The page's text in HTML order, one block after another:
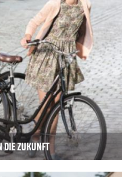
DIE ZUKUNFT